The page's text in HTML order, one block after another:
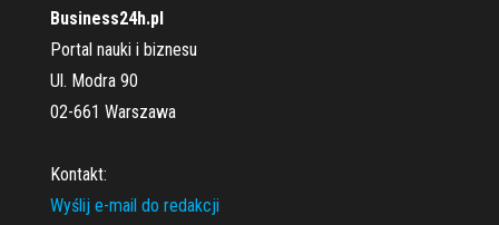
Business24h.pl
Portal nauki i biznesu
Ul. Modra 90
02-661 Warszawa
Kontakt:
Wyślij e-mail do redakcji